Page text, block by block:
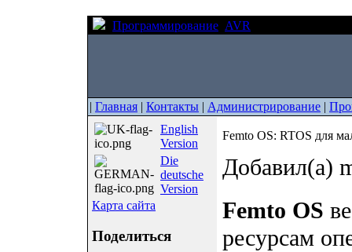
Программирование AVR
| Главная | Контакты | Администрирование |
English
Version
Die
deutsche
Version
Карта сайта
Поделиться
Femto OS: RTOS для
Добавил(а)
Femto OS
ресурсам